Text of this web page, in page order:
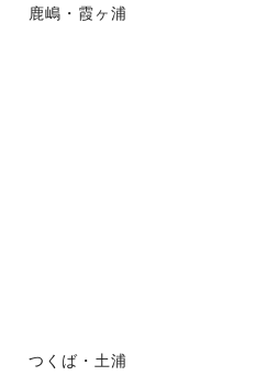
鹿嶋・霞ヶ浦
つくば・土浦